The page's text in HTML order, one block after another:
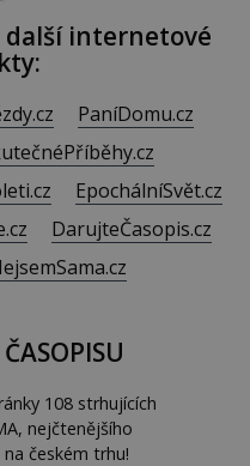
další internetové
PaníDomu.cz
EpochálníSvět.cz
DarujteČasopis.cz
108 strhujících
nejčtenějšího
českém trhu!